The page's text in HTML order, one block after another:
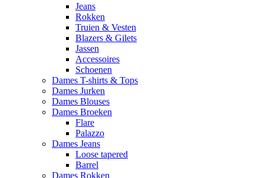
Jeans
Rokken
Truien & Vesten
Blazers & Gilets
Jassen
Accessoires
Schoenen
Dames T-shirts & Tops
Dames Jurken
Dames Blouses
Dames Broeken
Flare
Palazzo
Dames Jeans
Loose tapered
Barrel
Dames Rokken